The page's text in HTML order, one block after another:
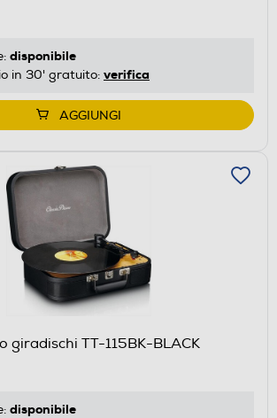
disponibile
in 30' gratuito: verifica
AGGIUNGI
giradischi TT-115BK-BLACK
disponibile